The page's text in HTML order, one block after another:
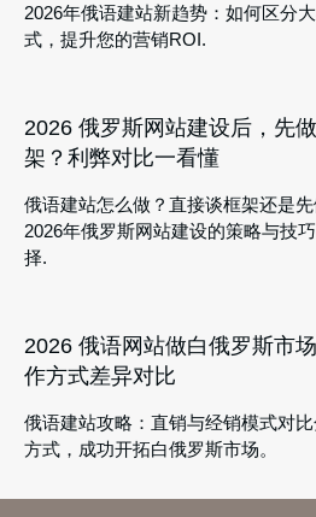
2026年俄语建站新趋势：如何区分
式，提升您的营销ROI.
2026 俄罗斯网站建设后，先
架？利弊对比一看懂
俄语建站怎么做？直接谈框架还是
2026年俄罗斯网站建设的策略与技
择.
2026 俄语网站做白俄罗斯市
作方式差异对比
俄语建站攻略：直销与经销模式对
方式，成功开拓白俄罗斯市场。